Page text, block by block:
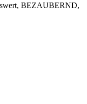
BEZAUBERND,